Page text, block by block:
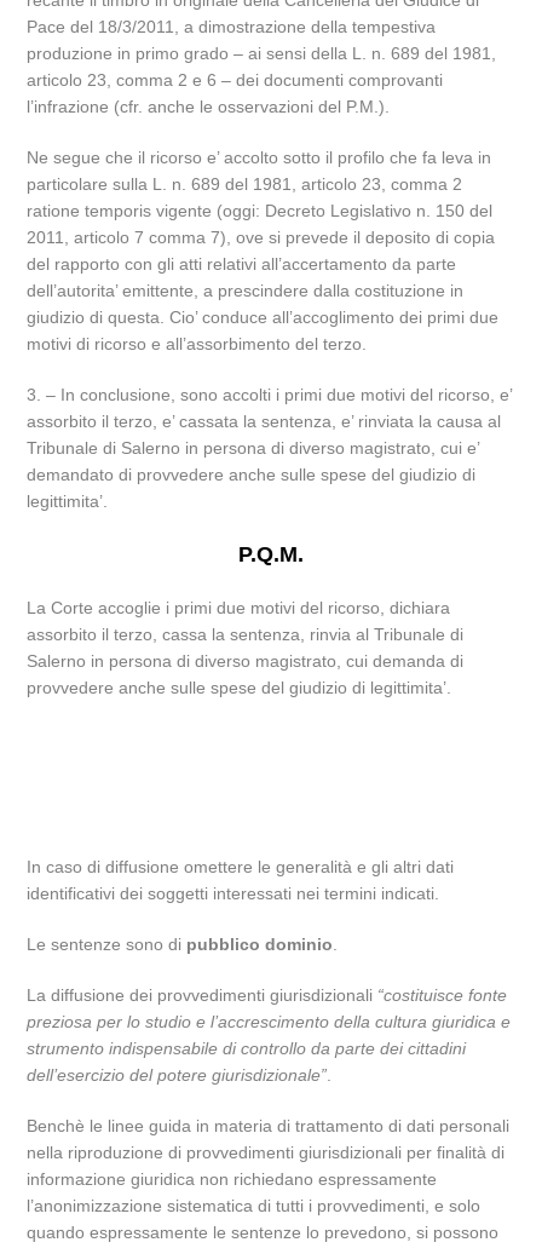
Pace del 18/3/2011, a dimostrazione della tempestiva
produzione in primo grado – ai sensi della L. n. 689 del 1981,
articolo 23, comma 2 e 6 – dei documenti comprovanti
l’infrazione (cfr. anche le osservazioni del P.M.).
Ne segue che il ricorso e’ accolto sotto il profilo che fa leva in
particolare sulla L. n. 689 del 1981, articolo 23, comma 2
ratione temporis vigente (oggi: Decreto Legislativo n. 150 del
2011, articolo 7 comma 7), ove si prevede il deposito di copia
del rapporto con gli atti relativi all’accertamento da parte
dell’autorita’ emittente, a prescindere dalla costituzione in
giudizio di questa. Cio’ conduce all’accoglimento dei primi due
motivi di ricorso e all’assorbimento del terzo.
3. – In conclusione, sono accolti i primi due motivi del ricorso, e’
assorbito il terzo, e’ cassata la sentenza, e’ rinviata la causa al
Tribunale di Salerno in persona di diverso magistrato, cui e’
demandato di provvedere anche sulle spese del giudizio di
legittimita’.
P.Q.M.
La Corte accoglie i primi due motivi del ricorso, dichiara
assorbito il terzo, cassa la sentenza, rinvia al Tribunale di
Salerno in persona di diverso magistrato, cui demanda di
provvedere anche sulle spese del giudizio di legittimita’.
In caso di diffusione omettere le generalità e gli altri dati
identificativi dei soggetti interessati nei termini indicati.
Le sentenze sono di pubblico dominio
La diffusione dei provvedimenti giurisdizionali “costituisce fonte
preziosa per lo studio e l’accrescimento della cultura giuridica e
strumento indispensabile di controllo da parte dei cittadini
dell’esercizio del potere giurisdizionale”
Benchè le linee guida in materia di trattamento di dati personali
nella riproduzione di provvedimenti giurisdizionali per finalità di
informazione giuridica non richiedano espressamente
l’anonimizzazione sistematica di tutti i provvedimenti, e solo
quando espressamente le sentenze lo prevedono, si possono